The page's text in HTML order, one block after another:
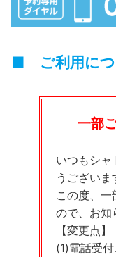
■ ご利用につ
一部
いつもシャ
うございま
この度、
ので、お知
【変更点】
(1)電話受